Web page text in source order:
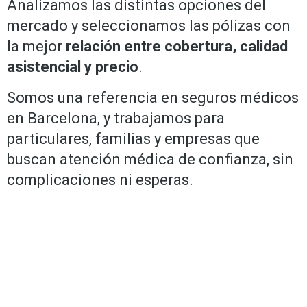
Analizamos las distintas opciones del
mercado y seleccionamos las pólizas con
la mejor relación entre cobertura, calidad
asistencial y precio.
Somos una referencia en seguros médicos
en Barcelona, y trabajamos para
particulares, familias y empresas que
buscan atención médica de confianza, sin
complicaciones ni esperas.